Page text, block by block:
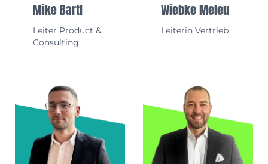
Mike Bartl
Leiter Product &
Consulting
Wiebke Meleu
Leiterin Vertrieb